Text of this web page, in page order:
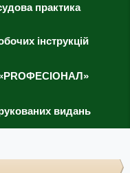
практика
інструкцій
видань